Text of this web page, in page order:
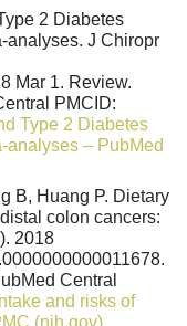
2 Diabetes
analyses. J Chiropr
Mar 1. Review.
PMCID:
Type 2 Diabetes
analyses – PubMed
B, Huang P. Dietary
colon cancers:
2018
Central
and risks of
(nih.gov)